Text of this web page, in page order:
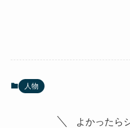
人物
よかったら